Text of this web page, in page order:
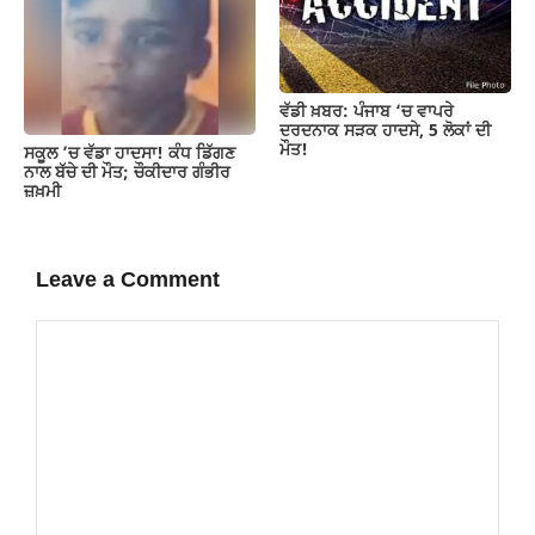
ਸਕੂਲ ’ਚ ਵੱਡਾ ਹਾਦਸਾ! ਕੰਧ ਡਿੱਗਣ
ਨਾਲ ਬੱਚੇ ਦੀ ਮੌਤ; ਚੌਕੀਦਾਰ ਗੰਭੀਰ
ਜ਼ਖ਼ਮੀ
ਵੱਡੀ ਖ਼ਬਰ: ਪੰਜਾਬ ‘ਚ ਵਾਪਰੇ
ਦਰਦਨਾਕ ਸੜਕ ਹਾਦਸੇ, 5 ਲੋਕਾਂ ਦੀ
ਮੌਤ!
Leave a Comment